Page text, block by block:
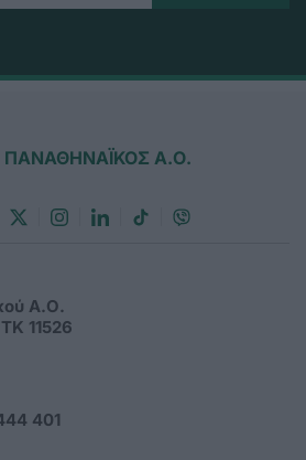
ΠΑΝΑΘΗΝΑΪΚΟΣ Α.Ο.
Α.Ο.
11526
401